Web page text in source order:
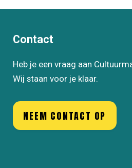
Contact
Heb je een vraag aan
Wij staan voor je klaar.
NEEM CONTACT OP